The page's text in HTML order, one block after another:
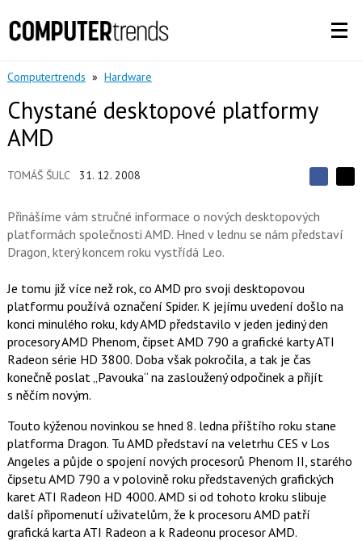
Computertrends » Hardware
Chystané desktopové platformy
AMD
TOMÁŠ ŠULC 31. 12. 2008
S
í
l
S
l
e
F
a
e
o
Přinášíme vám stručné informace o nových desktopových
platformách společnosti AMD. Hned v lednu se nám představí
Dragon, který koncem roku vystřídá Leo.
Je tomu již více než rok, co AMD pro svoji desktopovou
platformu používá označení Spider. K jejímu uvedení došlo na
konci minulého roku, kdy AMD představilo v jeden jediný den
procesory AMD Phenom, čipset AMD 790 a grafické karty ATI
Radeon série HD 3800. Doba však pokročila, a tak je čas
konečně poslat „Pavouka“ na zasloužený odpočinek a přijít
s něčím novým.
Touto kýženou novinkou se hned 8. ledna příštího roku stane
platforma Dragon. Tu AMD představí na veletrhu CES v Los
Angeles a půjde o spojení nových procesorů Phenom II, starého
čipsetu AMD 790 a v polovině roku představených grafických
karet ATI Radeon HD 4000. AMD si od tohoto kroku slibuje
další připomenutí uživatelům, že k procesoru AMD patří
grafická karta ATI Radeon a k Radeonu procesor AMD.